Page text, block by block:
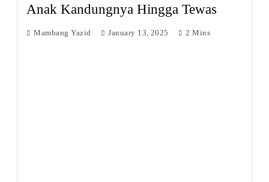
Anak Kandungnya Hingga Tewas
Mambang Yazid January 13, 2025 2 Mins